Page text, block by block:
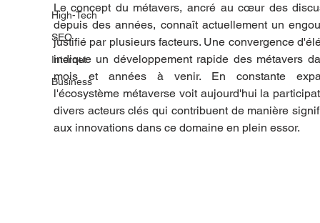
High-Tech
SEO
Internet
Business
Le concept du métavers, ancré au cœur des
depuis des années, connaît actuellement un
justifié par plusieurs facteurs. Une convergence
indique un développement rapide des métavers
mois et années à venir. En constante
l'écosystème métaverse voit aujourd'hui la
divers acteurs clés qui contribuent de manière
aux innovations dans ce domaine en plein essor.